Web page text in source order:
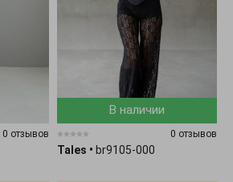
0 отзывов
В наличии
0 отзывов
Tales • br9105-000